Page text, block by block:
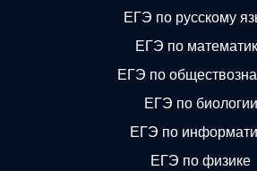
ЕГЭ по русскому
ЕГЭ по
ЕГЭ по
ЕГЭ по биологии
ЕГЭ по
ЕГЭ по физике